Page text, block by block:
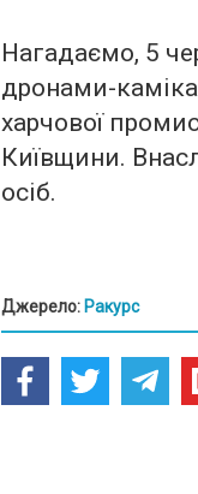
Нагадаємо, 5
дронами-
харчової
Київщини.
осіб.
Джерело: Ракурс